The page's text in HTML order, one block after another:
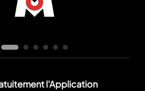
l'Application